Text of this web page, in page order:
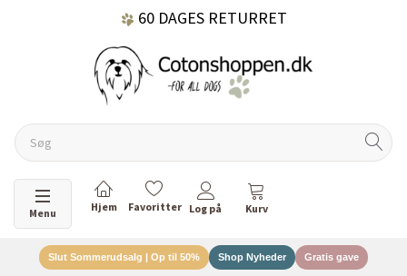
60 DAGES RETURRET
Skifte navigation
Menu
Slut Sommerudsalg | Op til 50% Shop Nyheder Gratis gave